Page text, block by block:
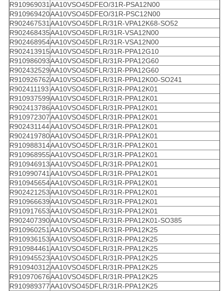
R910969031AA10VSO45DFEO/31R-PSA12N00
R910969420AA10VSO45DFEO/31R-PSC12N00
R902467531AA10VSO45DFLR/31R-VPA12K68-SO52
R902468435AA10VSO45DFLR/31R-VSA12N00
R902468954AA10VSO45DFLR/31R-VSA12N00
R902413915AA10VSO45DFLR/31R-PPA12G10
R910986093AA10VSO45DFLR/31R-PPA12G60
R902432529AA10VSO45DFLR/31R-PPA12G60
R910926762AA10VSO45DFLR/31R-PPA12K00-SO241
R902411193 AA10VSO45DFLR/31R-PPA12K01
R910937599AA10VSO45DFLR/31R-PPA12K01
R902413786AA10VSO45DFLR/31R-PPA12K01
R910972307AA10VSO45DFLR/31R-PPA12K01
R902431144AA10VSO45DFLR/31R-PPA12K01
R902419780AA10VSO45DFLR/31R-PPA12K01
R910988314AA10VSO45DFLR/31R-PPA12K01
R910968955AA10VSO45DFLR/31R-PPA12K01
R910946913AA10VSO45DFLR/31R-PPA12K01
R910990741AA10VSO45DFLR/31R-PPA12K01
R910945654AA10VSO45DFLR/31R-PPA12K01
R902421253AA10VSO45DFLR/31R-PPA12K01
R910966639AA10VSO45DFLR/31R-PPA12K01
R910917653AA10VSO45DFLR/31R-PPA12K01
R902407390AA10VSO45DFLR/31R-PPA12K01-SO385
R910960251AA10VSO45DFLR/31R-PPA12K25
R910936153AA10VSO45DFLR/31R-PPA12K25
R910984461AA10VSO45DFLR/31R-PPA12K25
R910945523AA10VSO45DFLR/31R-PPA12K25
R910940312AA10VSO45DFLR/31R-PPA12K25
R910970676AA10VSO45DFLR/31R-PPA12K25
R910989377AA10VSO45DFLR/31R-PPA12K25